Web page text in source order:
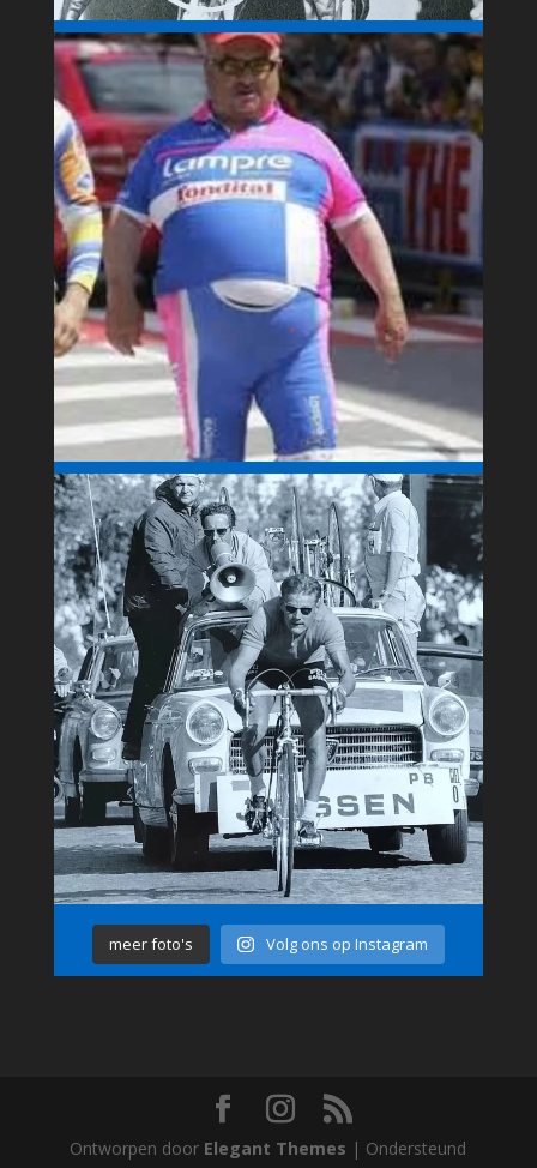
meer foto's Volg ons op Instagram
Ontworpen door Elegant Themes | Ondersteund